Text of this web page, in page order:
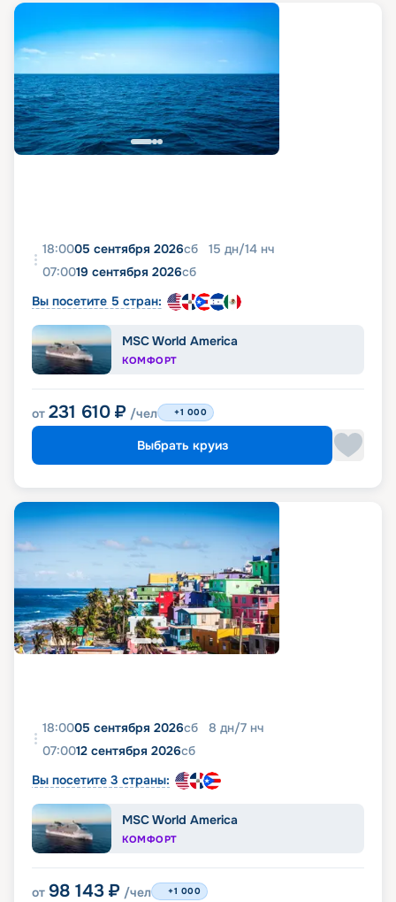
18:0005 сентября 2026сб 15 дн/14 нч
07:0019 сентября 2026сб
Вы посетите 5 стран:
MSC World America
КОМФОРТ
от 231 610 ₽ /чел +1 000
Выбрать круиз
18:0005 сентября 2026сб 8 дн/7 нч
07:0012 сентября 2026сб
Вы посетите 3 страны:
MSC World America
КОМФОРТ
от 98 143 ₽ /чел +1 000